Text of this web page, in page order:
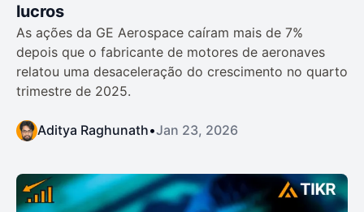
lucros
As ações da GE Aerospace caíram mais de 7%
depois que o fabricante de motores de aeronaves
relatou uma desaceleração do crescimento no quarto
trimestre de 2025.
Aditya Raghunath•Jan 23, 2026